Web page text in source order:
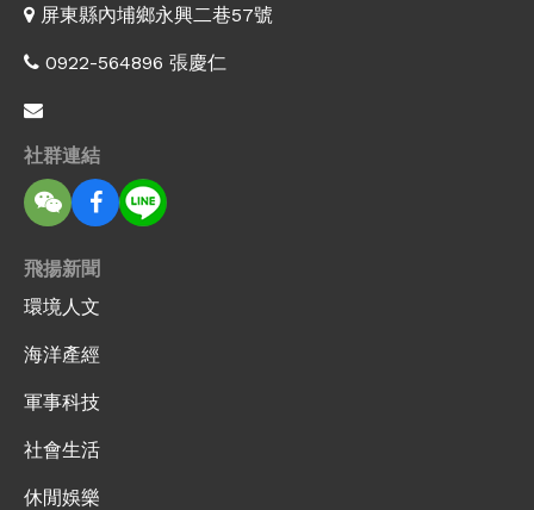
屏東縣內埔鄉永興二巷57號
0922-564896 張慶仁
社群連結
飛揚新聞
環境人文
海洋產經
軍事科技
社會生活
休閒娛樂